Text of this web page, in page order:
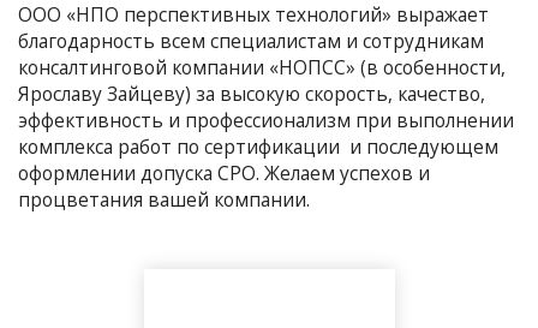
ООО «НПО перспективных технологий» выражает
благодарность всем специалистам и сотрудникам
консалтинговой компании «НОПСС» (в особенности,
Ярославу Зайцеву) за высокую скорость, качество,
эффективность и профессионализм при выполнении
комплекса работ по сертификации и последующем
оформлении допуска СРО. Желаем успехов и
процветания вашей компании.